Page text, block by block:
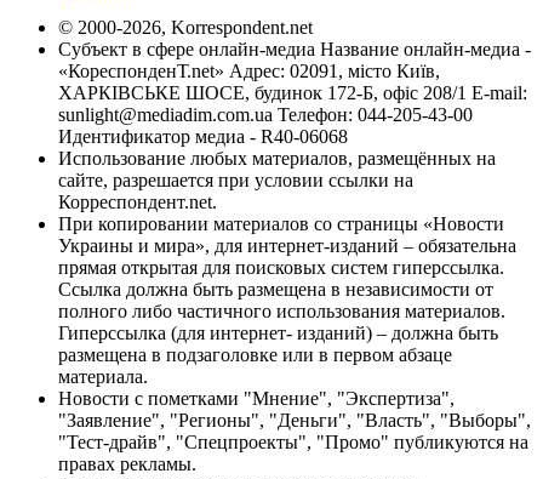
© 2000-2026, Korrespondent.net
Субъект в сфере онлайн-медиа Название онлайн-медиа -
«КореспонденТ.net» Адрес: 02091, місто Київ,
ХАРКІВСЬКЕ ШОСЕ, будинок 172-Б, офіс 208/1 E-mail:
sunlight@mediadim.com.ua Телефон: 044-205-43-00
Идентификатор медиа - R40-06068
Использование любых материалов, размещённых на
сайте, разрешается при условии ссылки на
Корреспондент.net.
При копировании материалов со страницы «Новости
Украины и мира», для интернет-изданий – обязательна
прямая открытая для поисковых систем гиперссылка.
Ссылка должна быть размещена в независимости от
полного либо частичного использования материалов.
Гиперссылка (для интернет- изданий) – должна быть
размещена в подзаголовке или в первом абзаце
материала.
Новости с пометками "Мнение", "Экспертиза",
"Заявление", "Регионы", "Деньги", "Власть", "Выборы",
"Тест-драйв", "Спецпроекты", "Промо" публикуются на
правах рекламы.